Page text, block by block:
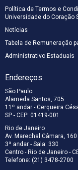
Política de Termos e
Universidade do Coração
Notícias
Tabela de Remuneração
Administrativo Estaduais
Endereços
São Paulo
Alameda Santos, 705
11º andar - Cerqueira
SP - CEP: 01419-001
Rio de Janeiro
Av. Marechal Câmara, 160
3º andar - Sala: 330
Centro - Rio de Janeiro -
Telefone: (21) 3478-2700